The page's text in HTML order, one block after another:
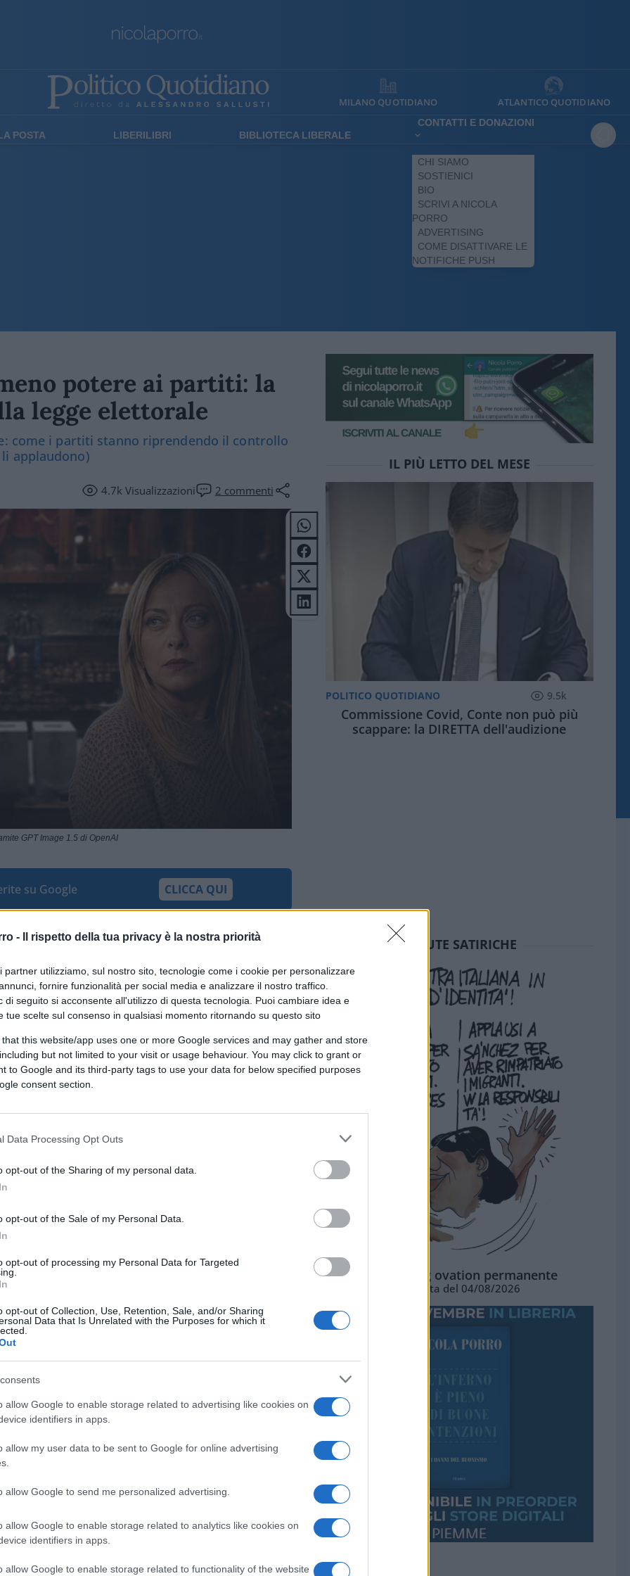
- Il rispetto della tua privacy è la nostra priorità
partner utilizziamo, sul nostro sito, tecnologie come i cookie per personalizzare
fornire funzionalità per social media e analizzare il nostro traffico.
di seguito si acconsente all'utilizzo di questa tecnologia. Puoi cambiare idea e
tue scelte sul consenso in qualsiasi momento ritornando su questo sito
that this website/app uses one or more Google services and may gather and store
but not limited to your visit or usage behaviour. You may click to grant or
to Google and its third-party tags to use your data for below specified purposes
consent section.
Data Processing Opt Outs
opt-out of the Sharing of my personal data.
opt-out of the Sale of my Personal Data.
opt-out of processing my Personal Data for Targeted
opt-out of Collection, Use, Retention, Sale, and/or Sharing
Data that Is Unrelated with the Purposes for which it
allow Google to enable storage related to advertising like cookies on
identifiers in apps.
allow my user data to be sent to Google for online advertising
allow Google to send me personalized advertising.
allow Google to enable storage related to analytics like cookies on
identifiers in apps.
allow Google to enable storage related to functionality of the website
MILANO QUOTIDIANO ATLANTICO QUOTIDIANO
POSTA LIBERILIBRI BIBLIOTECA LIBERALE
CONTATTI E DONAZIONI
CHI SIAMO
SOSTIENICI
BIO
SCRIVI A NICOLA
PORRO
ADVERTISING
COME DISATTIVARE LE
NOTIFICHE PUSH
potere ai partiti: la
legge elettorale
come i partiti stanno riprendendo il controllo
applaudono)
4.7kVisualizzazioni 2 commenti
GPT Image 1.5 di OpenAI
su Google CLICCA QUI
scelta degli elettori e la minima
riforma basata sui collegi uninominali
senza liste bloccate.
l’eletto all’elettore:
moltiplicando il voto di scambio e la
a suon di favori illeciti e prebende a
oltre
al superamento del sistema
Berlusconi del 1994
favore del maggioritario e del
che aveva prodotto instabilità,
segreterie di partito.
che, pur mantenendo una quota
referendario, resta probabilmente il
italiani sulla materia elettorale.
le regole del gioco nella speranza di
è stato un lento ritorno allalogica
meno agli elettori, un sistema basato
discutere di proporzionale con premio di
e governi da costruire dopo il voto.
liberali sostenere il ritorno delle
liberale teorizzare il proporzionale puro e
italiani avevano bocciato con un
semplice: meno potere alle
più potere agli elettori. Tutto il
IL PIÙ LETTO DEL MESE
POLITICO QUOTIDIANO 9.5k
Commissione Covid, Conte non può più
scappare: la DIRETTA dell'audizione
SEDUTE SATIRICHE
La standing ovation permanente
Vignetta del 04/08/2026